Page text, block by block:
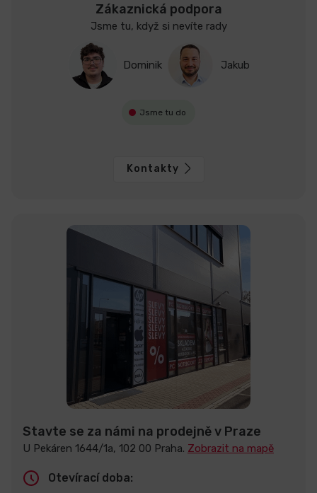
Zákaznická podpora
Jsme tu, když si nevíte rady
Dominik Jakub
Jsme tu do
Kontakty
Stavte se za námi na prodejně v Praze
U Pekáren 1644/1a, 102 00 Praha. Zobrazit na mapě
Otevírací doba: